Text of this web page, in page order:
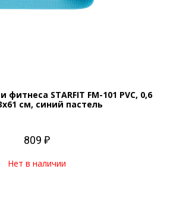
STARFIT FM-101 PVC, 0,6
см, синий пастель
809 ₽
Нет в наличии